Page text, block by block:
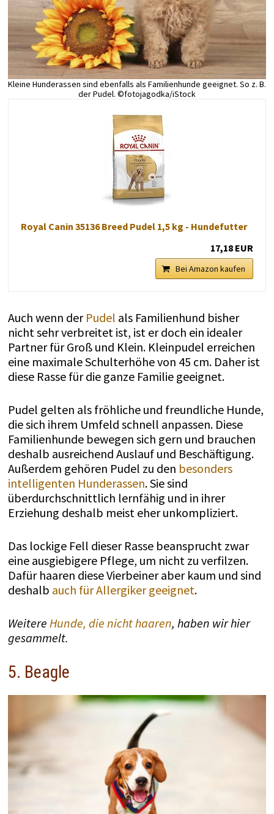
Kleine Hunderassen sind ebenfalls als Familienhunde geeignet. So z. B.
der Pudel. ©fotojagodka/iStock
Royal Canin 35136 Breed Pudel 1,5 kg - Hundefutter
17,18 EUR
Bei Amazon kaufen
Auch wenn der Pudel als Familienhund bisher
nicht sehr verbreitet ist, ist er doch ein idealer
Partner für Groß und Klein. Kleinpudel erreichen
eine maximale Schulterhöhe von 45 cm. Daher ist
diese Rasse für die ganze Familie geeignet.
Pudel gelten als fröhliche und freundliche Hunde,
die sich ihrem Umfeld schnell anpassen. Diese
Familienhunde bewegen sich gern und brauchen
deshalb ausreichend Auslauf und Beschäftigung.
Außerdem gehören Pudel zu den besonders
intelligenten Hunderassen. Sie sind
überdurchschnittlich lernfähig und in ihrer
Erziehung deshalb meist eher unkompliziert.
Das lockige Fell dieser Rasse beansprucht zwar
eine ausgiebigere Pflege, um nicht zu verfilzen.
Dafür haaren diese Vierbeiner aber kaum und sind
deshalb auch für Allergiker geeignet.
Weitere Hunde, die nicht haaren, haben wir hier
gesammelt.
5. Beagle